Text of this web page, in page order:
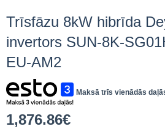
Trīsfāzu 8kW hibrīda
invertors SUN-8K-
EU-AM2
Maksā trīs vienādās
1,876.86€